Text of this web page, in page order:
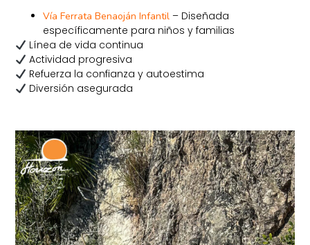
Vía Ferrata Benaoján Infantil – Diseñada
específicamente para niños y familias
Línea de vida continua
Actividad progresiva
Refuerza la confianza y autoestima
Diversión asegurada